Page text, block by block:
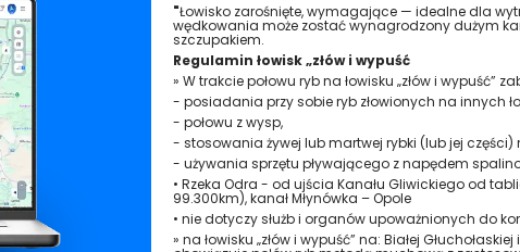
"Łowisko zarośnięte, wymagające — idealne dla
wędkowania może zostać wynagrodzony dużym
szczupakiem.
Regulamin łowisk „złów i wypuść
» W trakcie połowu ryb na łowisku „złów i wypuść”
- posiadania przy sobie ryb złowionych na innych
- połowu z wysp,
- stosowania żywej lub martwej rybki (lub jej części)
- używania sprzętu pływającego z napędem
• Rzeka Odra - od ujścia Kanału Gliwickiego od
99.300km), kanał Młynówka – Opole
• nie dotyczy służb i organów upoważnionych do
» na łowisku „złów i wypuść” na: Białej